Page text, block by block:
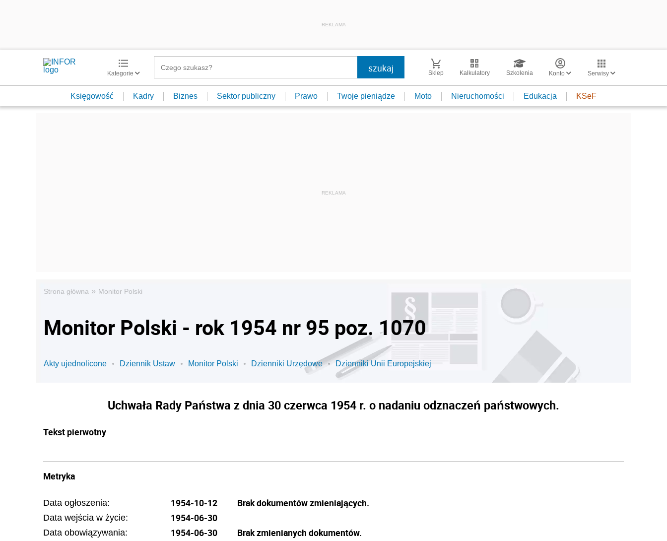
REKLAMA
Kategorie Sklep Kalkulatory Szkolenia Konto Serwisy
Księgowość Kadry Biznes Sektor publiczny Prawo Twoje pieniądze Moto Nieruchomości Edukacja KSeF
Strona główna » Monitor Polski
Monitor Polski - rok 1954 nr 95 poz. 1070
Akty ujednolicone Dziennik Ustaw Monitor Polski Dzienniki Urzędowe Dzienniki Unii Europejskiej
Uchwała Rady Państwa z dnia 30 czerwca 1954 r. o nadaniu odznaczeń państwowych.
Tekst pierwotny
Metryka
Data ogłoszenia: 1954-10-12
Data wejścia w życie: 1954-06-30
Data obowiązywania: 1954-06-30
Brak dokumentów zmieniających.
Brak zmienianych dokumentów.